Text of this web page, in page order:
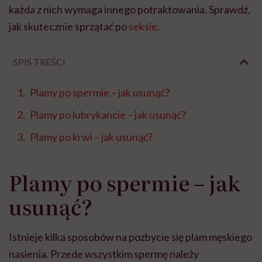
każda z nich wymaga innego potraktowania. Sprawdź,
jak skutecznie sprzątać poseksie.
SPIS TREŚCI
Plamy po spermie – jak usunąć?
Plamy po lubrykancie – jak usunąć?
Plamy po krwi – jak usunąć?
Plamy po spermie – jak
usunąć?
Istnieje kilka sposobów na pozbycie się plam męskiego
nasienia. Przede wszystkim spermę należy